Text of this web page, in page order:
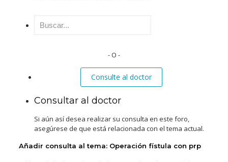
- O -
Consulte al doctor
Consultar al doctor
Si aún así desea realizar su consulta en este foro,
asegúrese de que está relacionada con el tema actual.
Añadir consulta al tema: Operación fístula con prp